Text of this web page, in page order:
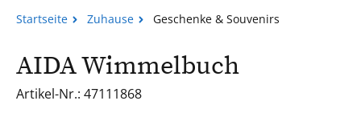
Startseite Zuhause Geschenke & Souvenirs
AIDA Wimmelbuch
Artikel-Nr.: 47111868